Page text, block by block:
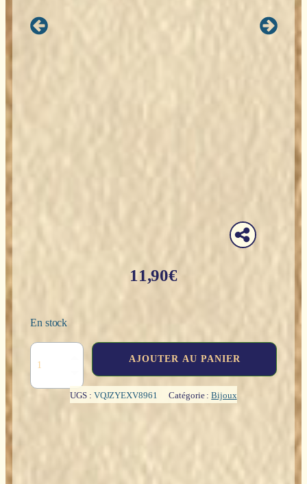
11,90€
En stock
AJOUTER AU PANIER
UGS : VQJZYEXV8961 Catégorie :Bijoux